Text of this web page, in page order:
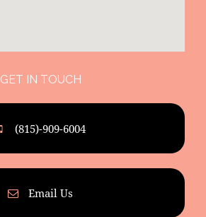
GET IN TOUCH
(815)-909-6004
Email Us